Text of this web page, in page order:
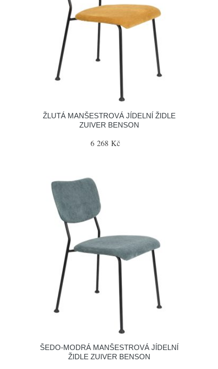
ŽLUTÁ MANŠESTROVÁ JÍDELNÍ ŽIDLE
ZUIVER BENSON
6 268 Kč
ŠEDO-MODRÁ MANŠESTROVÁ JÍDELNÍ
ŽIDLE ZUIVER BENSON